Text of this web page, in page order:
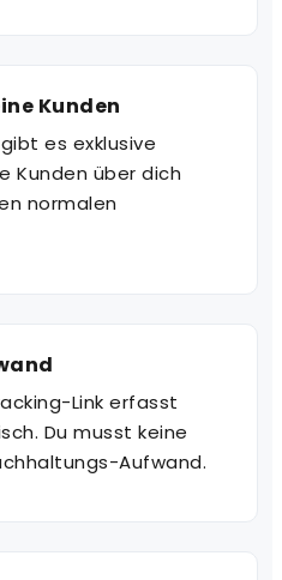
Kunden
es exklusive
Kunden über dich
normalen
Link erfasst
Du musst keine
Aufwand.